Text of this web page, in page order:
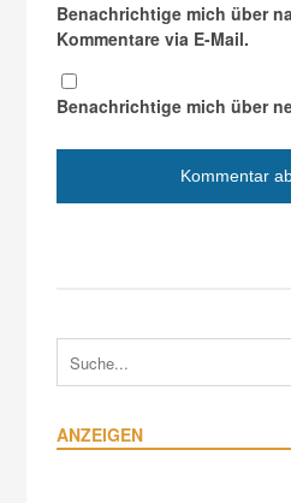
Benachrichtige mich über
Kommentare via E-Mail.
Benachrichtige mich über
ANZEIGEN